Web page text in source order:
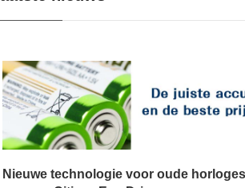
Nieuwe technologie voor oude